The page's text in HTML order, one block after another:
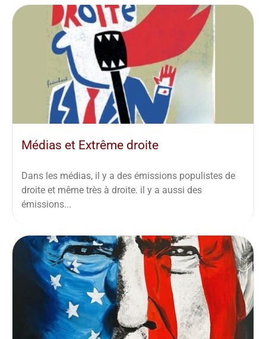
Médias et Extrême droite
Dans les médias, il y a des émissions populistes de
droite et même très à droite. il y a aussi des
émissions...